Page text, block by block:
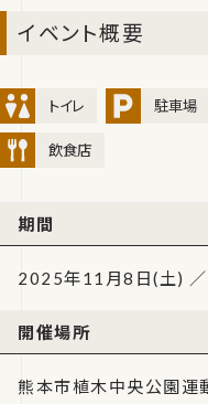
イベント概要
トイレ 駐車場
飲食店
期間
2025年11月8日(土)
開催場所
熊本市植木中央公園運